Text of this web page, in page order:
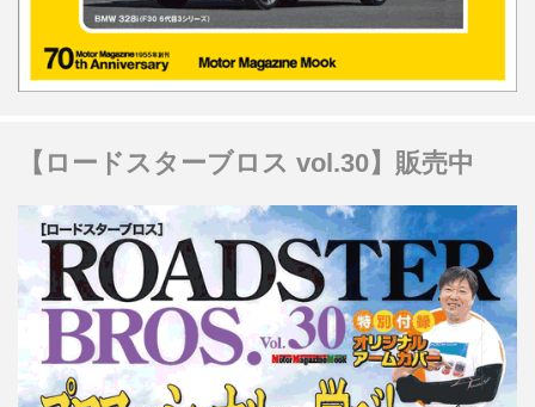
【ロードスターブロス vol.30】販売中